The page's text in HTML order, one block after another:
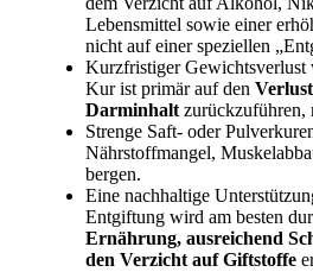
Lebensmittel sowie einer
nicht auf einer speziellen
Kurzfristiger Gewichtsverlust
Kur ist primär auf den
Darminhalt zurückzuführen,
Strenge Saft- oder
Nährstoffmangel,
bergen.
Eine nachhaltige
Entgiftung wird am besten
Ernährung, ausreichend
den Verzicht auf Giftstoffe